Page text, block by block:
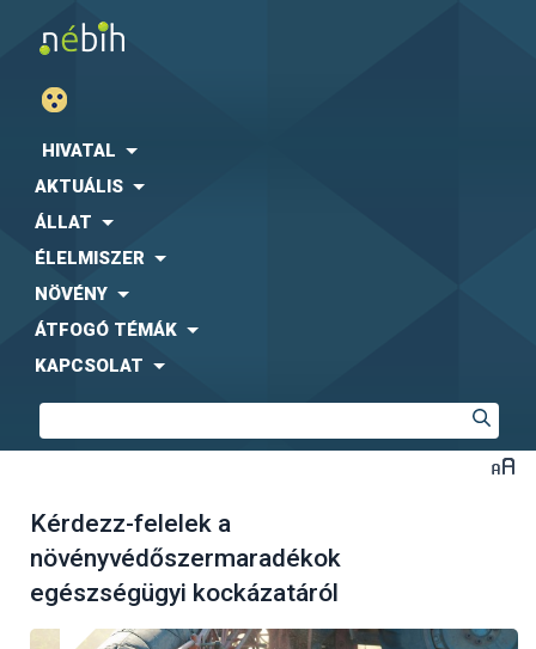
HIVATAL
AKTUÁLIS
ÁLLAT
ÉLELMISZER
NÖVÉNY
ÁTFOGÓ TÉMÁK
KAPCSOLAT
Kérdezz-felelek a
növényvédőszermaradékok
egészségügyi kockázatáról